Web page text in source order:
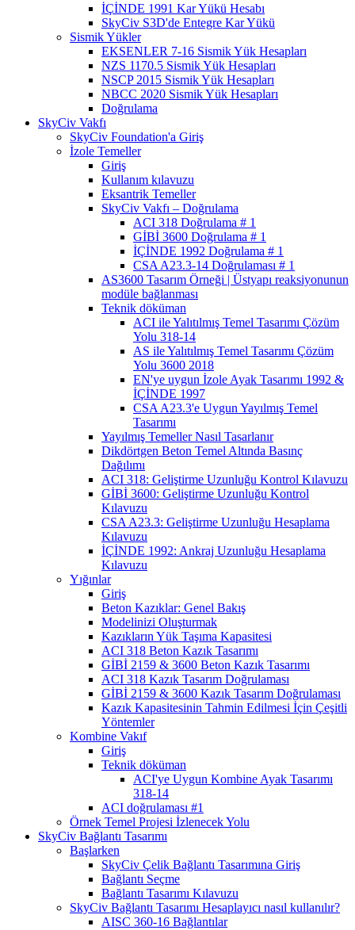
İÇİNDE 1991 Kar Yükü Hesabı
SkyCiv S3D'de Entegre Kar Yükü
Sismik Yükler
EKSENLER 7-16 Sismik Yük Hesapları
NZS 1170.5 Sismik Yük Hesapları
NSCP 2015 Sismik Yük Hesapları
NBCC 2020 Sismik Yük Hesapları
Doğrulama
SkyCiv Vakfı
SkyCiv Foundation'a Giriş
İzole Temeller
Giriş
Kullanım kılavuzu
Eksantrik Temeller
SkyCiv Vakfı – Doğrulama
ACI 318 Doğrulama # 1
GİBİ 3600 Doğrulama # 1
İÇİNDE 1992 Doğrulama # 1
CSA A23.3-14 Doğrulaması # 1
AS3600 Tasarım Örneği | Üstyapı reaksiyonunun
modüle bağlanması
Teknik döküman
ACI ile Yalıtılmış Temel Tasarımı Çözüm
Yolu 318-14
AS ile Yalıtılmış Temel Tasarımı Çözüm
Yolu 3600 2018
EN'ye uygun İzole Ayak Tasarımı 1992 &
İÇİNDE 1997
CSA A23.3'e Uygun Yayılmış Temel
Tasarımı
Yayılmış Temeller Nasıl Tasarlanır
Dikdörtgen Beton Temel Altında Basınç
Dağılımı
ACI 318: Geliştirme Uzunluğu Kontrol Kılavuzu
GİBİ 3600: Geliştirme Uzunluğu Kontrol
Kılavuzu
CSA A23.3: Geliştirme Uzunluğu Hesaplama
Kılavuzu
İÇİNDE 1992: Ankraj Uzunluğu Hesaplama
Kılavuzu
Yığınlar
Giriş
Beton Kazıklar: Genel Bakış
Modelinizi Oluşturmak
Kazıkların Yük Taşıma Kapasitesi
ACI 318 Beton Kazık Tasarımı
GİBİ 2159 & 3600 Beton Kazık Tasarımı
ACI 318 Kazık Tasarım Doğrulaması
GİBİ 2159 & 3600 Kazık Tasarım Doğrulaması
Kazık Kapasitesinin Tahmin Edilmesi İçin Çeşitli
Yöntemler
Kombine Vakıf
Giriş
Teknik döküman
ACI'ye Uygun Kombine Ayak Tasarımı
318-14
ACI doğrulaması #1
Örnek Temel Projesi İzlenecek Yolu
SkyCiv Bağlantı Tasarımı
Başlarken
SkyCiv Çelik Bağlantı Tasarımına Giriş
Bağlantı Seçme
Bağlantı Tasarımı Kılavuzu
SkyCiv Bağlantı Tasarımı Hesaplayıcı nasıl kullanılır?
AISC 360-16 Bağlantılar